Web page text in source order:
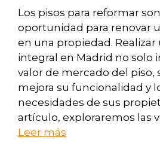
Los pisos para reformar
oportunidad para renovar
en una propiedad.
integral en Madrid no solo
valor de mercado del piso,
mejora su funcionalidad y
necesidades de sus
artículo, exploraremos las
Leer más